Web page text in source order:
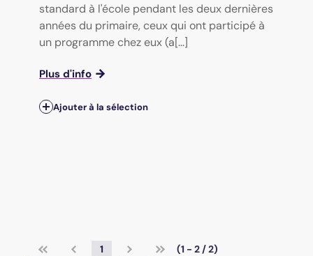
standard à l'école pendant les deux dernières
années du primaire, ceux qui ont participé à
un programme chez eux (a[...]
Plus d'info
Ajouter à la sélection
1
(1 - 2 / 2)